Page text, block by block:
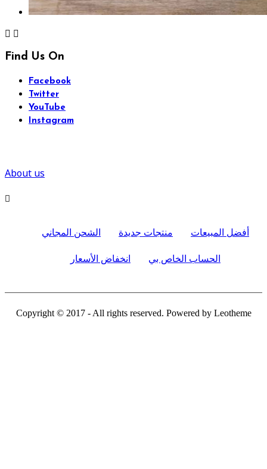
 
Find Us On
Facebook
Twitter
YouTube
Instagram
About us

الشحن المجاني منتجات جديدة
أفضل المبيعات
انخفاض الأسعار
الحساب الخاص بي
Copyright © 2017 - All rights reserved. Powered by Leotheme